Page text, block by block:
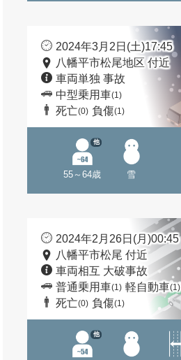
2024年3月2日(土)17:45
八幡平市松尾地区 付近
車両単独 事故
中型乗用車(1)
死亡(0) 負傷(1)
55～64歳
他
雪
2024年2月26日(月)00:45
八幡平市松尾 付近
車両相互 大破事故
普通乗用車(1) 軽自動車(1)
死亡(0) 負傷(1)
他